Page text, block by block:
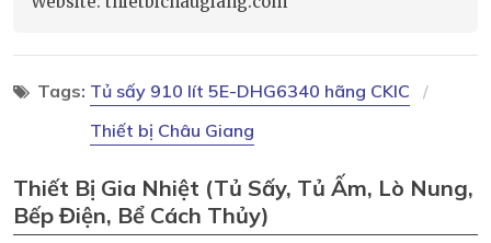
Tags: Tủ sấy 910 lít 5E-DHG6340 hãng CKIC
Thiết bị Châu Giang
Thiết Bị Gia Nhiệt (tủ Sấy, Tủ Ấm, Lò Nung,
Bếp Điện, Bể Cách Thủy)